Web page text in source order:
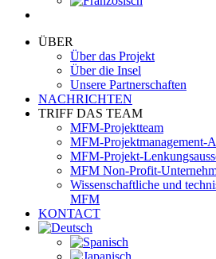
ÜBER
Über das Projekt
Über die Insel
Unsere Partnerschaften
NACHRICHTEN
TRIFF DAS TEAM
MFM-Projektteam
MFM-Projektmanagement-
MFM-Projekt-
MFM Non-Profit-
Wissenschaftliche und
MFM
KONTACT